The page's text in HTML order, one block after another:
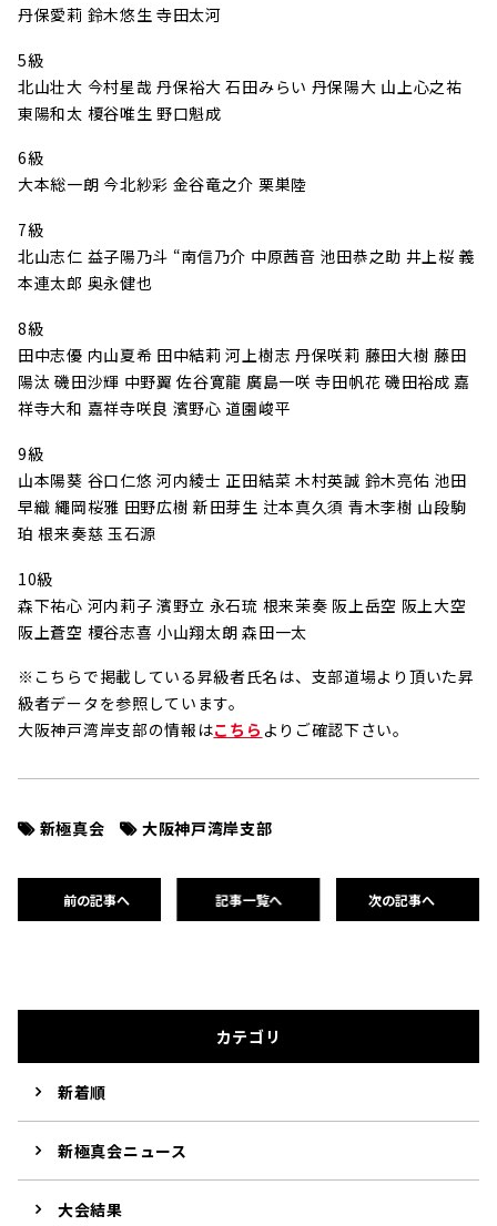
丹保愛莉 鈴木悠生 寺田太河
5級
北山壮大 今村星哉 丹保裕大 石田みらい 丹保陽大 山上心之祐
東陽和太 榎谷唯生 野口魁成
6級
大本総一朗 今北紗彩 金谷竜之介 栗巣陸
7級
北山志仁 益子陽乃斗 “南信乃介 中原茜音 池田恭之助 井上桜 義
本連太郎 奥永健也
8級
田中志優 内山夏希 田中結莉 河上樹志 丹保咲莉 藤田大樹 藤田
陽汰 磯田沙輝 中野翼 佐谷寛龍 廣島一咲 寺田帆花 磯田裕成 嘉
祥寺大和 嘉祥寺咲良 濱野心 道園峻平
9級
山本陽葵 谷口仁悠 河内綾士 正田結菜 木村英誠 鈴木亮佑 池田
早織 繩岡桜雅 田野広樹 新田芽生 辻本真久須 青木李樹 山段駒
珀 根来奏慈 玉石源
10級
森下祐心 河内莉子 濱野立 永石琉 根来茉奏 阪上岳空 阪上大空
阪上蒼空 榎谷志喜 小山翔太朗 森田一太
※こちらで掲載している昇級者氏名は、支部道場より頂いた昇
級者データを参照しています。
大阪神戸湾岸支部の情報はこちら よりご確認下さい。
新極真会 大阪神戸湾岸支部
前の記事へ 記事一覧へ 次の記事へ
カテゴリ
新着順
新極真会ニュース
大会結果